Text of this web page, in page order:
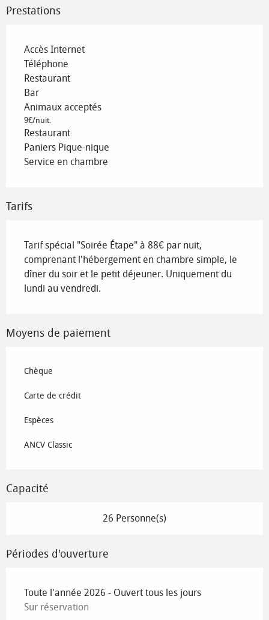
Prestations
Accès Internet
Téléphone
Restaurant
Bar
Animaux acceptés
9€/nuit.
Restaurant
Paniers Pique-nique
Service en chambre
Tarifs
Tarif spécial "Soirée Étape" à 88€ par nuit,
comprenant l'hébergement en chambre simple, le
dîner du soir et le petit déjeuner. Uniquement du
lundi au vendredi.
Moyens de paiement
Chèque
Carte de crédit
Espèces
ANCV Classic
Capacité
26 Personne(s)
Périodes d'ouverture
Toute l'année 2026 - Ouvert tous les jours
Sur réservation